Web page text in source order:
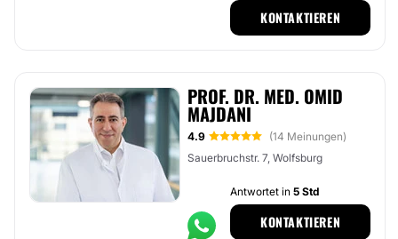
KONTAKTIEREN
PROF. DR. MED. OMID
MAJDANI
4.9
(14 Meinungen)
Sauerbruchstr. 7, Wolfsburg
Antwortet in 5 Std
KONTAKTIEREN